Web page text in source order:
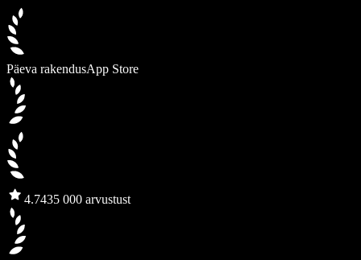
Päeva rakendusApp Store
4.7435 000 arvustust